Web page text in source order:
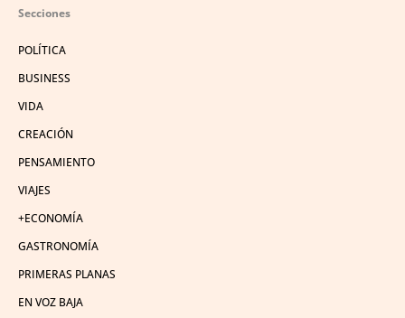
Secciones
POLÍTICA
BUSINESS
VIDA
CREACIÓN
PENSAMIENTO
VIAJES
+ECONOMÍA
GASTRONOMÍA
PRIMERAS PLANAS
EN VOZ BAJA